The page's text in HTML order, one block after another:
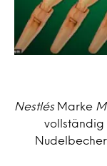
Nestlés Marke
vollständig